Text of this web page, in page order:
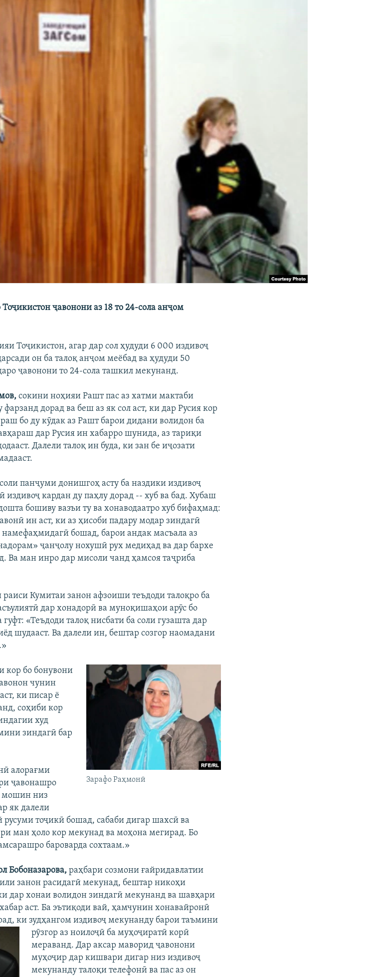
ҷавонони аз 18 то 24-сола анҷом
Тоҷикистон, агар дар сол ҳудуди 6 000 издивоҷ
он ба талоқ анҷом меёбад ва ҳудуди 50
ҷавонони то 24-сола ташкил мекунанд.
сокини ноҳияи Рашт пас аз хатми мактаби
дорад ва беш аз як сол аст, ки дар Русия кор
бо ду кӯдак аз Рашт барои дидани волидон ба
дар Русия ин хабарро шунида, аз тариқи
Далели талоқ ин буда, ки зан бе иҷозати
панҷуми донишгоҳ асту ба наздики издивоҷ
издивоҷ кардан ду паҳлу дорад -- хуб ва бад. Хубаш
бошиву вазъи ту ва хонаводаатро хуб бифаҳмад:
ин аст, ки аз ҳисоби падару модар зиндагӣ
бошад, барои андак масъала аз
ҷанҷолу нохушӣ рух медиҳад ва дар бархе
Ва ман инро дар мисоли чанд ҳамсоя таҷриба
Кумитаи занон афзоиши теъдоди талоқро ба
дар хонадорӣ ва муноқишаҳои арӯс бо
«Теъдоди талоқ нисбати ба соли гузашта дар
шудааст. Ва далели ин, бештар созгор наомадани
Зарафо Раҳмонӣ
кор бо бонувони
чунин
ки писар ё
соҳиби кор
худ
зиндагӣ бар
алорағми
ҷавонашро
мошин низ
як далели
русуми тоҷикӣ бошад, сабаби дигар шахсӣ ва
ман ҳоло кор мекунад ва моҳона мегирад. Бо
бароварда сохтаам.»
Бобоназарова, раҳбари созмони ғайридавлатии
занон расидагӣ мекунад, бештар никоҳи
дар хонаи волидон зиндагӣ мекунанд ва шавҳари
аст. Ба эътиқоди вай, ҳамчунин хонавайронӣ
ки зудҳангом издивоҷ мекунанду барои таъмини
рӯзгор аз ноилоҷӣ ба муҳоҷиратӣ корӣ
мераванд. Дар аксар маворид ҷавонони
муҳоҷир дар кишвари дигар низ издивоҷ
мекунанду талоқи телефонӣ ва пас аз он